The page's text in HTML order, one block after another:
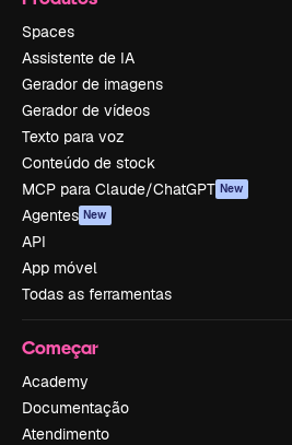
Spaces
Assistente de IA
Gerador de imagens
Gerador de vídeos
Texto para voz
Conteúdo de stock
MCP para Claude/ChatGPT New
Agentes New
API
App móvel
Todas as ferramentas
Começar
Academy
Documentação
Atendimento